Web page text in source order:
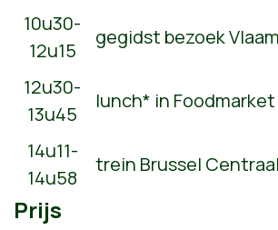
10u30-
12u15
gegidst bezoek
12u30-
13u45
lunch* in
14u11-
14u58
trein Brussel
Prijs